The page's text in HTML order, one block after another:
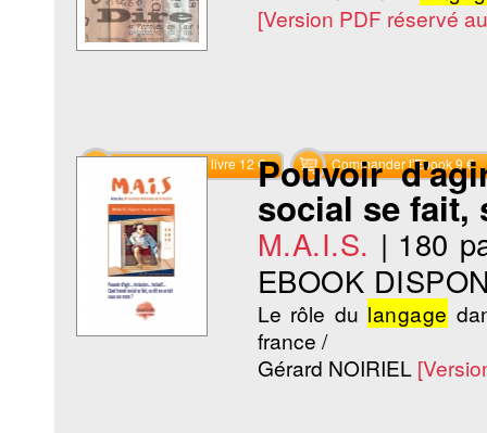
[Version PDF réservé
Commander le livre 12 € Commander l'Ebook 9 €
Pouvoir
social se fait,
M.A.I.S. | 180
EBOOK
Le rôle du langage
france /
Gérard NOIRIEL